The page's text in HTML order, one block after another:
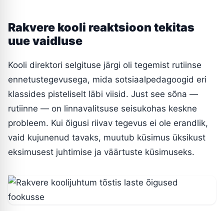
Rakvere kooli reaktsioon tekitas
uue vaidluse
Kooli direktori selgituse järgi oli tegemist rutiinse
ennetustegevusega, mida sotsiaalpedagoogid eri
klassides pisteliselt läbi viisid. Just see sõna —
rutiinne — on linnavalitsuse seisukohas keskne
probleem. Kui õigusi riivav tegevus ei ole erandlik,
vaid kujunenud tavaks, muutub küsimus üksikust
eksimusest juhtimise ja väärtuste küsimuseks.